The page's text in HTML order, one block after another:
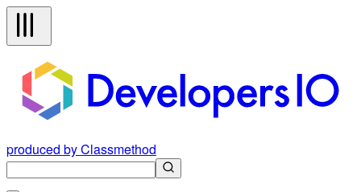
produced by Classmethod